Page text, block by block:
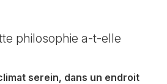
philosophie a-t-elle
serein, dans un endroit